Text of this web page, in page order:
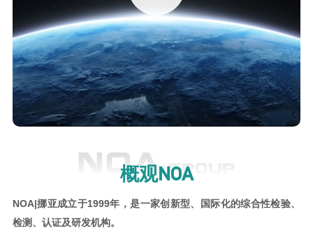
概观NOA
NOA|挪亚成立于1999年，是一家创新型、国际化的综合性检验、
检测、认证及研发机构。